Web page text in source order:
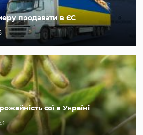
продавати в ЄС
сої в Україні